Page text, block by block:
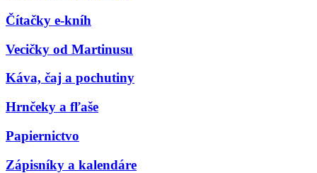
Čítačky e-kníh
Vecičky od Martinusu
Káva, čaj a pochutiny
Hrnčeky a fľaše
Papiernictvo
Zápisníky a kalendáre